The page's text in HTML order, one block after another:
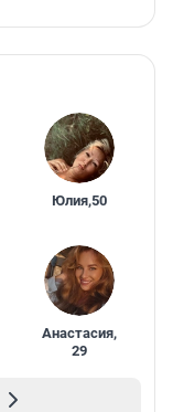
Юлия,50
Анастасия,
29